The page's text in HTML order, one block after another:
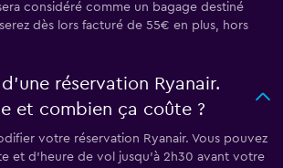
considéré comme un bagage destiné
dès lors facturé de 55€ en plus, hors
réservation Ryanair.
​et​ ​combien​ ​ça​ ​coûte​ ​?
votre réservation Ryanair. Vous pouvez
et d’heure de vol jusqu’à 2h30 avant votre